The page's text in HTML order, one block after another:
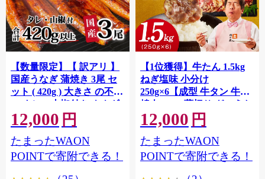
【数量限定】【 訳アリ 】
国産うなぎ 蒲焼き 3尾 セ
ット ( 420g ) 大きさ の不揃
い タレ・山椒付き ウナギ
鰻 ふぞろい 不揃い うな重
ひつまぶし 人気 茨城 八千
代町 ふるさと納税 冷凍
[SF951ya]
12,000 円
たまったWAON
POINTで寄附できる！
【1位獲得】牛たん 1.5kg
ねぎ塩味 小分け
250g×6【成型 牛タン 牛肉
焼肉 BBQ 薄切り ぎゅうた
ん スライス 訳あり サイズ
不揃い】 G4721
12,000 円
たまったWAON
POINTで寄附できる！